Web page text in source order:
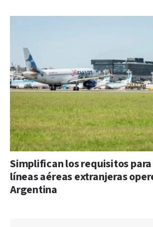
Simplifican los requisitos
líneas aéreas extranjeras
Argentina